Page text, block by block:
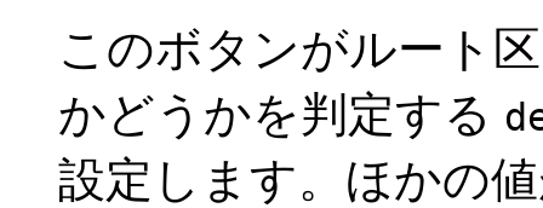
このボタンがルート
かどうかを判定する
設定します。ほかの